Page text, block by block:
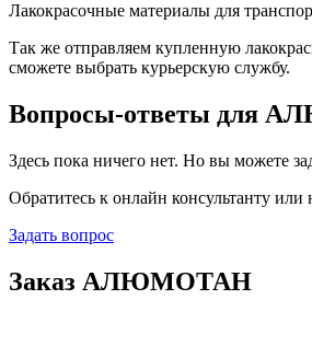
Лакокрасочные материалы для
Так же отправляем купленную
сможете выбрать курьерскую службу.
Вопросы-ответы для
Здесь пока ничего нет. Но вы можете
Обратитесь к онлайн консультанту
Задать вопрос
Заказ АЛЮМОТАН